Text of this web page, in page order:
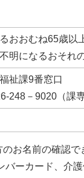
おおむね65歳以
明になるおそれ
祉課9番窓口
248－9020（課専
のお名前の確認で
バーカード、介